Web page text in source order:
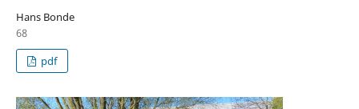
Hans Bonde
68
pdf